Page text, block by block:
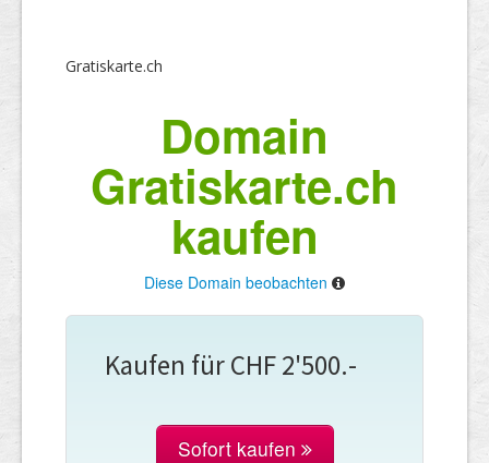
Gratiskarte.ch
Domain
Gratiskarte.ch
kaufen
Diese Domain beobachten
Kaufen für CHF 2'500.-
Sofort kaufen